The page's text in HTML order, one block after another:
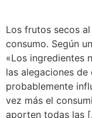
Los frutos secos
consumo. Según
«Los ingredientes
las alegaciones
probablemente
vez más el
aporten todas las